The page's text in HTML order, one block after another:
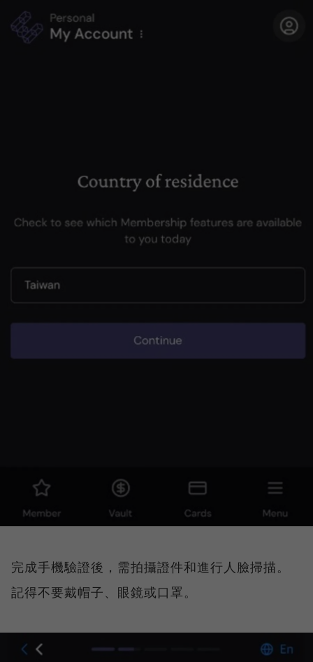
完成手機驗證後，需拍攝證件和進行人臉掃描。
記得不要戴帽子、眼鏡或口罩。